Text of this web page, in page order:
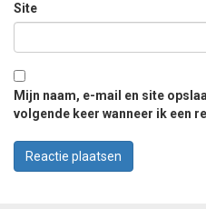
Site
Mijn naam, e-mail en site
volgende keer wanneer ik een